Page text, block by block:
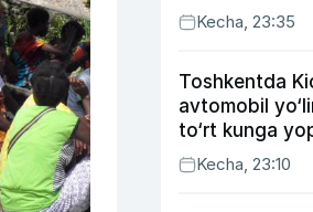
Kecha, 23:35
Toshkentda
avtomobil
to‘rt kunga
Kecha, 23:10